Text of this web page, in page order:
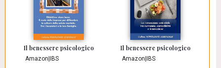
Il benessere psicologico
Amazon IBS
Il benessere psicologico
Amazon IBS